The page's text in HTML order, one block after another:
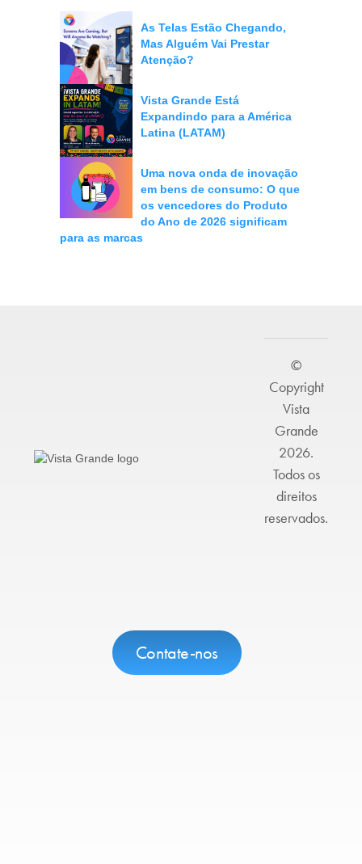
As Telas Estão Chegando,
Mas Alguém Vai Prestar
Atenção?
Vista Grande Está
Expandindo para a América
Latina (LATAM)
Uma nova onda de inovação
em bens de consumo: O que
os vencedores do Produto
do Ano de 2026 significam
para as marcas
Contate-nos
©
Copyright
Vista
Grande
2026.
Todos os
direitos
reservados.